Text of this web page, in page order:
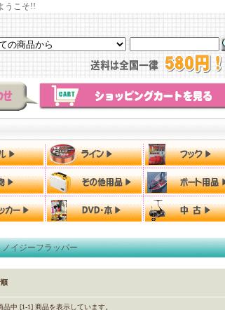
うこそ!!
イジーフラッパー
順
品中 [1-1] 商品を表示しています。